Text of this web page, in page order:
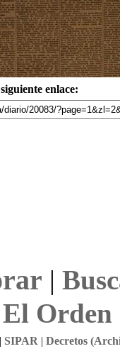
enlace:
|
El Orden
SIPAR | Decretos